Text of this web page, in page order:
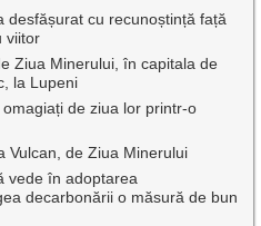
desfășurat cu recunoștință față
viitor
Ziua Minerului, în capitala de
la Lupeni
de ziua lor printr-o
Vulcan, de Ziua Minerului
vede în adoptarea
decarbonării o măsură de bun